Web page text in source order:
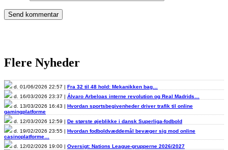
Flere Nyheder
d. 01/06/2026 22:57 | Fra 32 til 48 hold: Mekanikken bag…
d. 16/03/2026 23:37 | Álvaro Arbeloas interne revolution og Real Madrids…
d. 13/03/2026 16:43 | Hvordan sportsbegivenheder driver trafik til online
gamingplatforme
d. 12/03/2026 12:59 | De største øjeblikke i dansk Superliga-fodbold
d. 19/02/2026 23:55 | Hvordan fodboldvæddemål bevæger sig mod online
casinoplatforme…
d. 12/02/2026 19:00 | Oversigt: Nations League-grupperne 2026/2027